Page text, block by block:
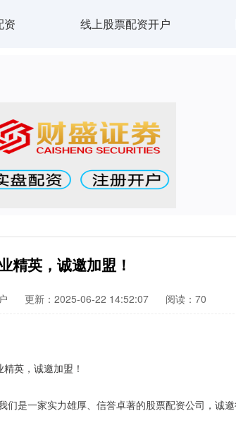
资 线上股票配资开户
精英，诚邀加盟！
更新：2025-06-22 14:52:07 阅读：70
是一家实力雄厚、信誉卓著的股票配资公司，诚